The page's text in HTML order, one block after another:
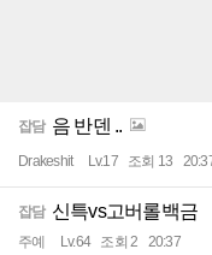
잡담 음 반덴 ..
Drakeshit Lv.17 조회 13
잡담 신특vs고버롤백금
주예 Lv.64 조회 2 20:37